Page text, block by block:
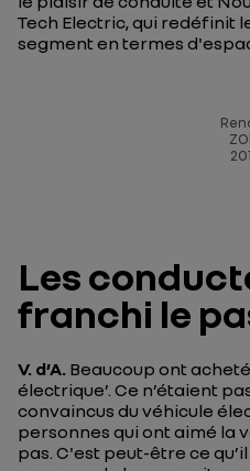
Tech Electric, qui redéfinit
segment en termes
Les
franchi le
V. d’A. Beaucoup ont acheté
électrique’. Ce n’étaient
convaincus du véhicule
personnes qui ont aimé la
pas. C'est peut-être ce